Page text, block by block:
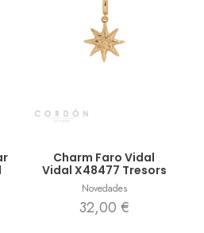
Charm Faro Vidal
Vidal X48477 Tresors
Novedades
32,00 €